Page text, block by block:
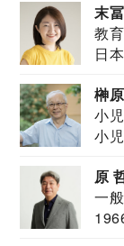
末
教
日
榊
小
小
原
一